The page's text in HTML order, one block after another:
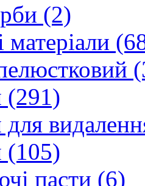
(2)
матеріали
(291)
(105)
пасти (6)